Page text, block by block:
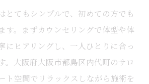
とてもシンプルで、初めての方でも
す。まずカウンセリングで体型や体
にヒアリングし、一人ひとりに合っ
。大阪府大阪市都島区内代町のサロ
ト空間でリラックスしながら施術を